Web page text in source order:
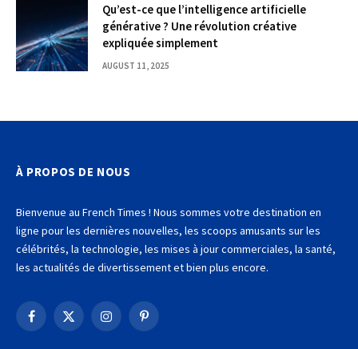
Qu’est-ce que l’intelligence artificielle
générative ? Une révolution créative
expliquée simplement
AUGUST 11, 2025
À PROPOS DE NOUS
Bienvenue au French Times ! Nous sommes votre destination en
ligne pour les dernières nouvelles, les scoops amusants sur les
célébrités, la technologie, les mises à jour commerciales, la santé,
les actualités de divertissement et bien plus encore.
Facebook
X
InstagramPinterest